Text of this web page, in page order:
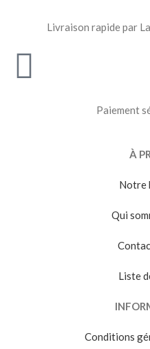
Livraison rapide par
Paiement
À
Notre
Qui
Liste
Conditions